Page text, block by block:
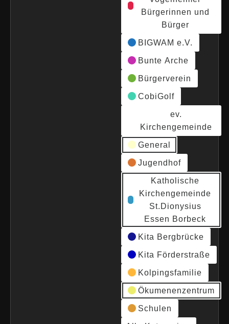
Bürgerinnen und
Bürger
BIGWAM e.V.
Bunte Arche
Bürgerverein
CobiGolf
ev.
Kirchengemeinde
General
Jugendhof
Katholische
Kirchengemeinde
St.Dionysius
Essen Borbeck
Kita Bergbrücke
Kita Förderstraße
Kolpingsfamilie
Ökumenenzentrum
Schulen